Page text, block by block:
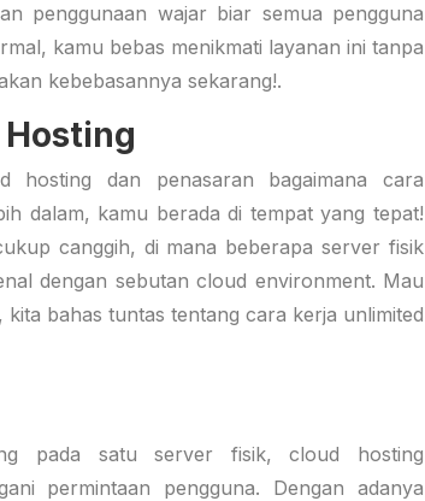
penggunaan wajar biar semua pengguna
kamu bebas menikmati layanan ini tanpa
kebebasannya sekarang!.
hosting dan penasaran bagaimana cara
dalam, kamu berada di tempat yang tepat!
canggih, di mana beberapa server fisik
dengan sebutan cloud environment. Mau
bahas tuntas tentang cara kerja unlimited
pada satu server fisik, cloud hosting
permintaan pengguna. Dengan adanya